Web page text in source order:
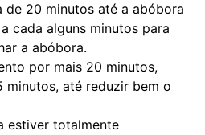
de 20 minutos até a abóbora
cada alguns minutos para
a abóbora.
por mais 20 minutos,
minutos, até reduzir bem o
estiver totalmente